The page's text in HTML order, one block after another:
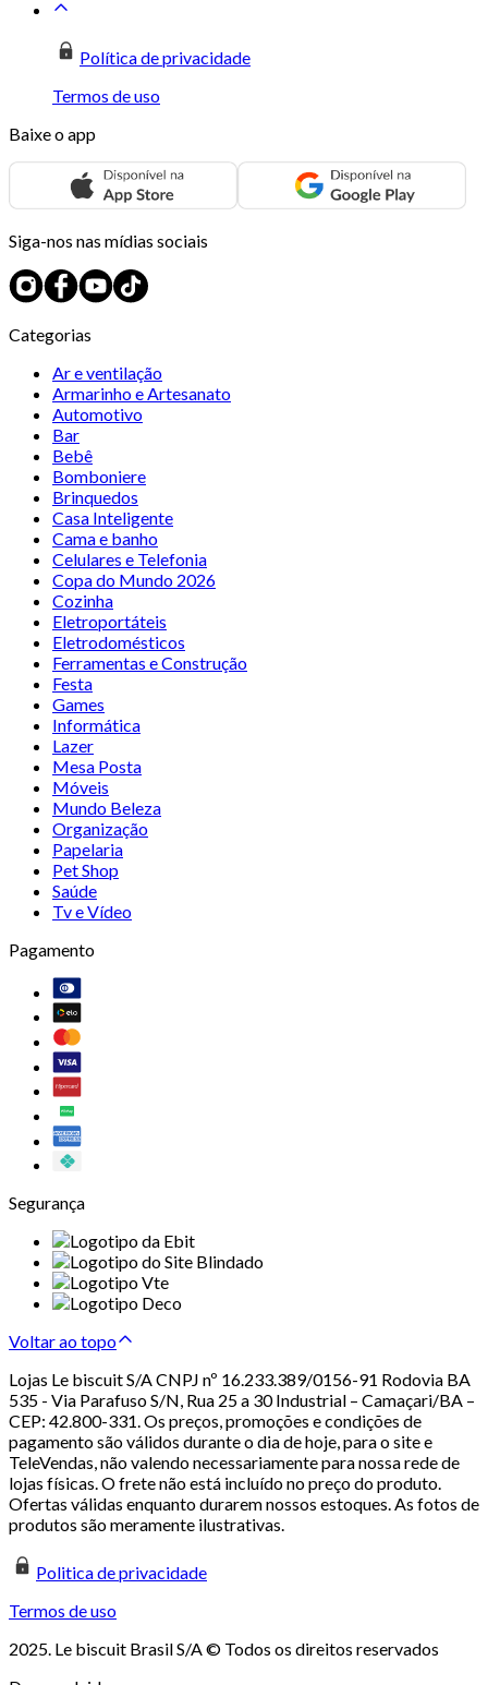
Política de privacidade
Termos de uso
Baixe o app
Siga-nos nas mídias sociais
Categorias
Ar e ventilação
Armarinho e Artesanato
Automotivo
Bar
Bebê
Bomboniere
Brinquedos
Casa Inteligente
Cama e banho
Celulares e Telefonia
Copa do Mundo 2026
Cozinha
Eletroportáteis
Eletrodomésticos
Ferramentas e Construção
Festa
Games
Informática
Lazer
Mesa Posta
Móveis
Mundo Beleza
Organização
Papelaria
Pet Shop
Saúde
Tv e Vídeo
Pagamento
Segurança
Voltar ao topo
Lojas Le biscuit S/A CNPJ nº 16.233.389/0156-91 Rodovia BA
535 - Via Parafuso S/N, Rua 25 a 30 Industrial – Camaçari/BA –
CEP: 42.800-331. Os preços, promoções e condições de
pagamento são válidos durante o dia de hoje, para o site e
TeleVendas, não valendo necessariamente para nossa rede de
lojas físicas. O frete não está incluído no preço do produto.
Ofertas válidas enquanto durarem nossos estoques. As fotos de
produtos são meramente ilustrativas.
Politica de privacidade
Termos de uso
2025. Le biscuit Brasil S/A © Todos os direitos reservados